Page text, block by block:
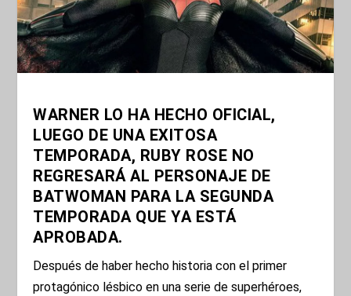
WARNER LO HA HECHO OFICIAL,
LUEGO DE UNA EXITOSA
TEMPORADA, RUBY ROSE NO
REGRESARÁ AL PERSONAJE DE
BATWOMAN PARA LA SEGUNDA
TEMPORADA QUE YA ESTÁ
APROBADA.
Después de haber hecho historia con el primer
protagónico lésbico en una serie de superhéroes,